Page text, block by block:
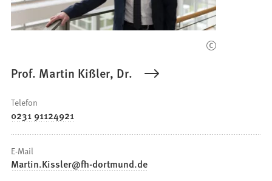
Prof. Martin Kißler, Dr.
Telefon
0231 91124921
E-Mail
Martin.Kissler fh-dortmund de